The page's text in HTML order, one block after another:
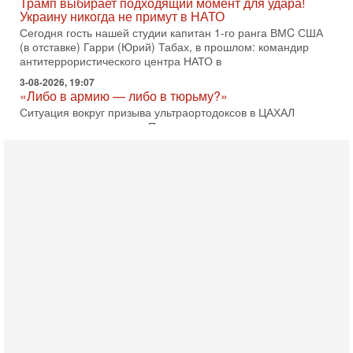
Украину никогда не примут в НАТО
Сегодня гость нашей студии капитан 1-го ранга ВМC США
(в отставке) Гарри (Юрий) Табах, в прошлом: командир
антитеррористического центра НАТО в
3-08-2026, 19:07
«Либо в армию — либо в тюрьму?»
Ситуация вокруг призыва ультраортодоксов в ЦАХАЛ
достигла точки кипения. Попытки принять закон,